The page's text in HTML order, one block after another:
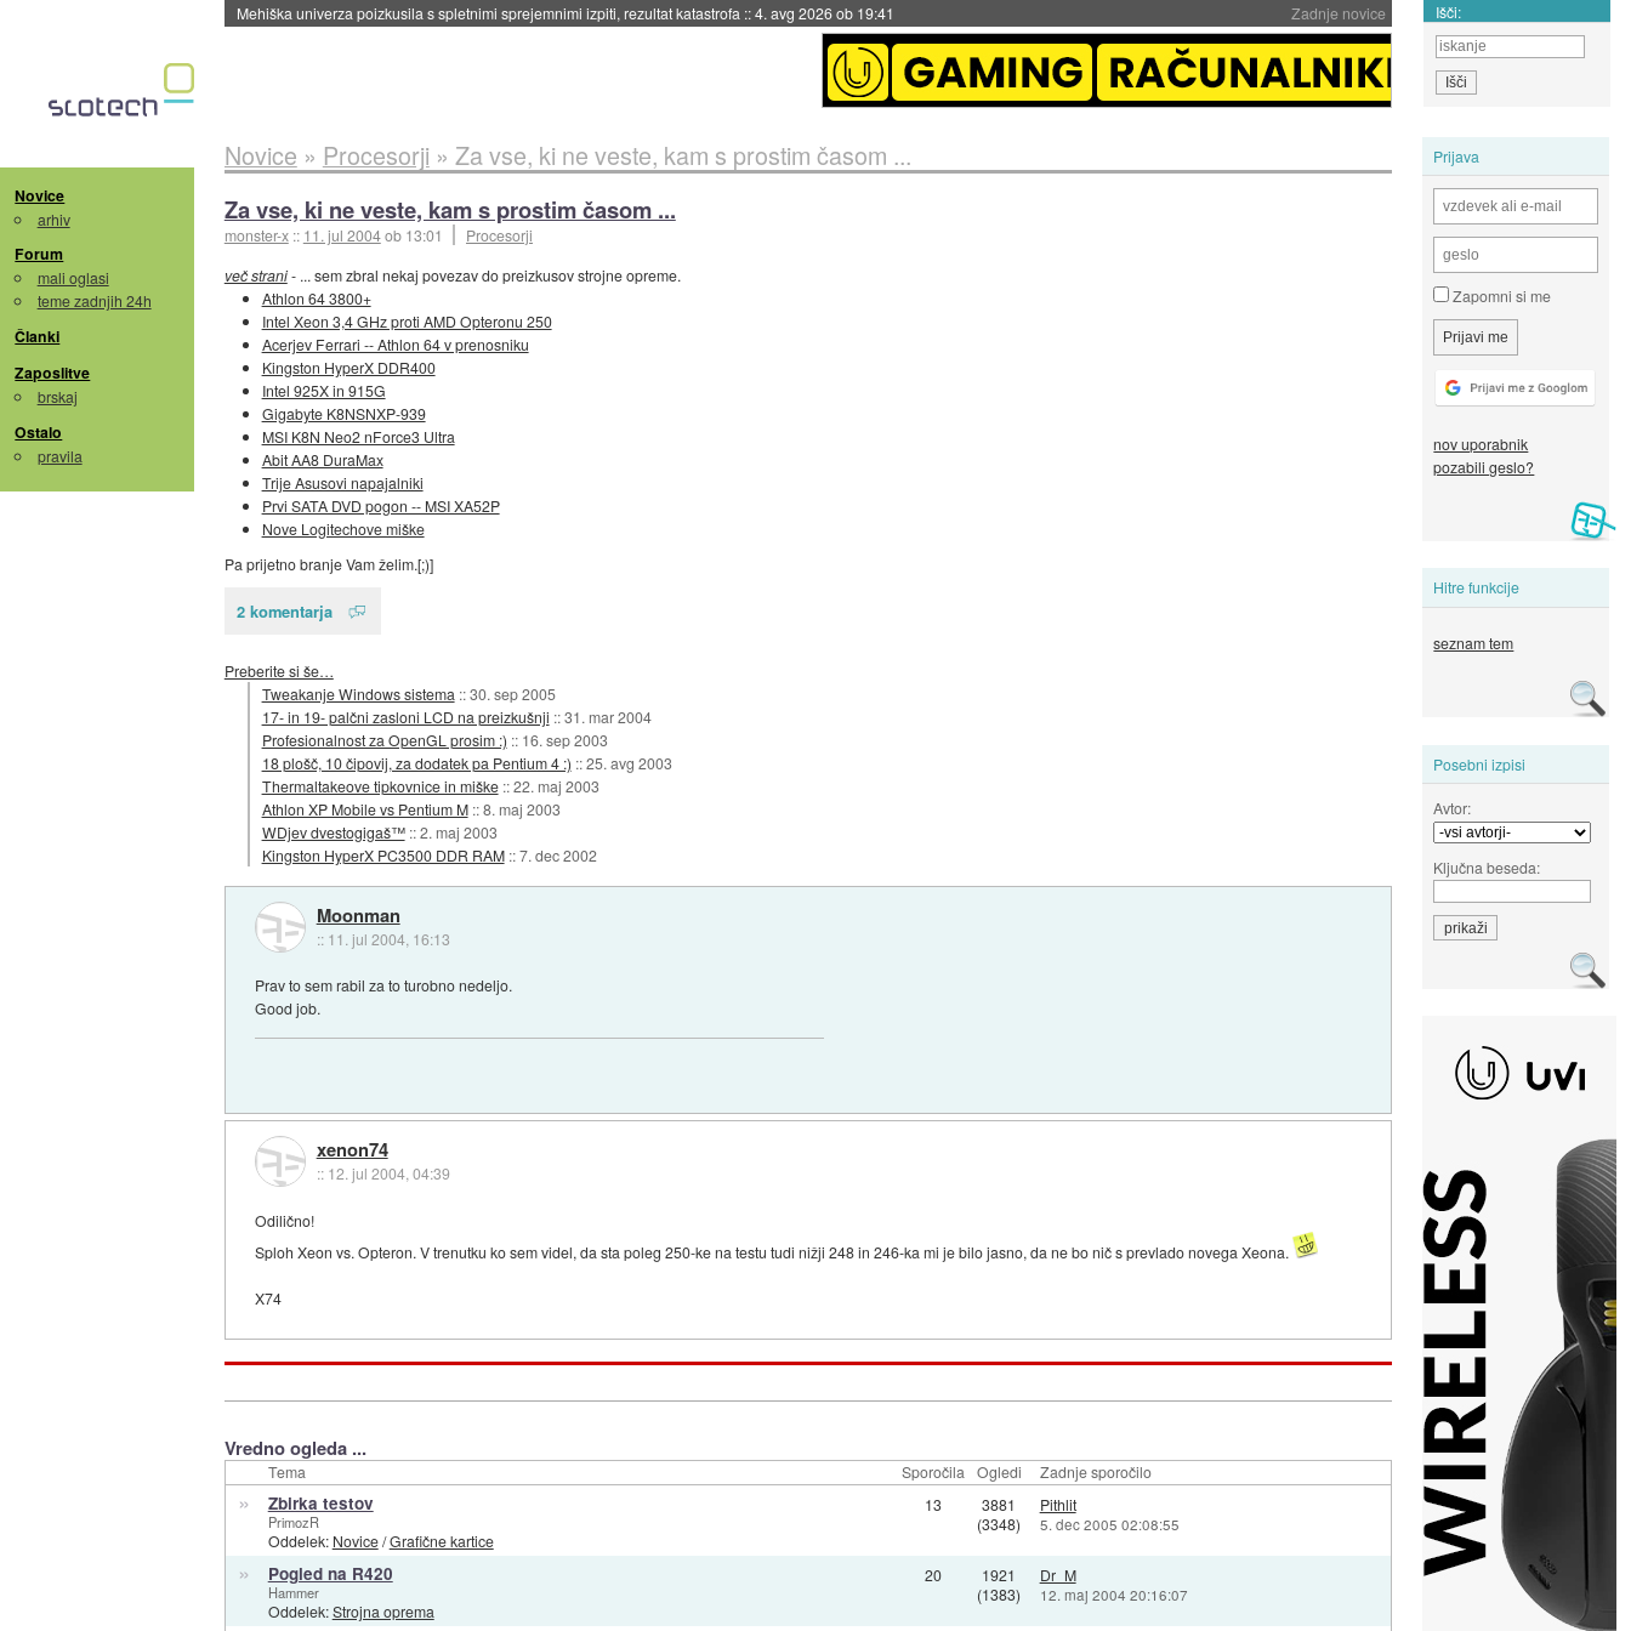
Zadnje novice
Mehiška univerza poizkusila s spletnimi sprejemnimi izpiti, rezultat katastrofa ::4. avg 2026 ob 19:41 Išči:
Novice
arhiv
Forum
mali oglasi
teme zadnjih 24h
Članki
Zaposlitve
brskaj
Ostalo
pravila
Prijava
Zapomni si me
nov uporabnik
pozabili geslo?
Hitre funkcije
seznam tem
Posebni izpisi
Avtor:
Ključna beseda:
Novice » Procesorji » Za vse, ki ne veste, kam s prostim časom ...
Za vse, ki ne veste, kam s prostim časom ...
monster-x :: 11. jul 2004ob 13:01
Procesorji
več strani- ... sem zbral nekaj povezav do preizkusov strojne opreme.
Athlon 64 3800+
Intel Xeon 3,4 GHz proti AMD Opteronu 250
Acerjev Ferrari -- Athlon 64 v prenosniku
Kingston HyperX DDR400
Intel 925X in 915G
Gigabyte K8NSNXP-939
MSI K8N Neo2 nForce3 Ultra
Abit AA8 DuraMax
Trije Asusovi napajalniki
Prvi SATA DVD pogon -- MSI XA52P
Nove Logitechove miške
Pa prijetno branje Vam želim.[;)]
2 komentarja
Preberite si še…
Tweakanje Windows sistema ::30. sep 2005
17- in 19- palčni zasloni LCD na preizkušnji ::31. mar 2004
Profesionalnost za OpenGL prosim :) :: 16. sep 2003
18 plošč, 10 čipovij, za dodatek pa Pentium 4 :) ::25. avg 2003
Thermaltakeove tipkovnice in miške ::22. maj 2003
Athlon XP Mobile vs Pentium M ::8. maj 2003
WDjev dvestogigaš™ ::2. maj 2003
Kingston HyperX PC3500 DDR RAM ::7. dec 2002
Moonman
:: 11. jul 2004, 16:13
Prav to sem rabil za to turobno nedeljo.
Good job.
xenon74
:: 12. jul 2004, 04:39
Odilično!
Sploh Xeon vs. Opteron. V trenutku ko sem videl, da sta poleg 250-ke na testu tudi nižji 248 in 246-ka mi je bilo jasno, da ne bo nič s prevlado novega Xeona.
X74
Vredno ogleda ...
Tema Sporočila Ogledi Zadnje sporočilo
» Zbirka testov
PrimozR
Oddelek: Novice/Grafične kartice
13
3881
(3348)
Pithlit
5. dec 2005 02:08:55
» Pogled na R420
Hammer
Oddelek:Strojna oprema
20
1921
(1383)
Dr_M
12. maj 2004 20:16:07